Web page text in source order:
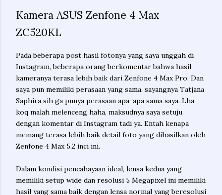
Kamera ASUS Zenfone 4 Max
ZC520KL
Pada beberapa post hasil fotonya yang saya unggah di
Instagram, beberapa orang berkomentar bahwa hasil
kameranya terasa lebih baik dari Zenfone 4 Max Pro. Dan
saya pun memiliki perasaan yang sama, sayangnya Tatjana
Saphira sih ga punya perasaan apa-apa sama saya. Lha
koq malah melenceng haha, maksudnya saya setuju
dengan komentar di Instagram tadi ya. Entah kenapa
memang terasa lebih baik detail foto yang dihasilkan oleh
Zenfone 4 Max 5,2 inci ini.
Dalam kondisi pencahayaan ideal, lensa kedua yang
memiliki setup wide dan resolusi 5 Megapixel ini memiliki
hasil yang sama baik dengan lensa normal yang beresolusi